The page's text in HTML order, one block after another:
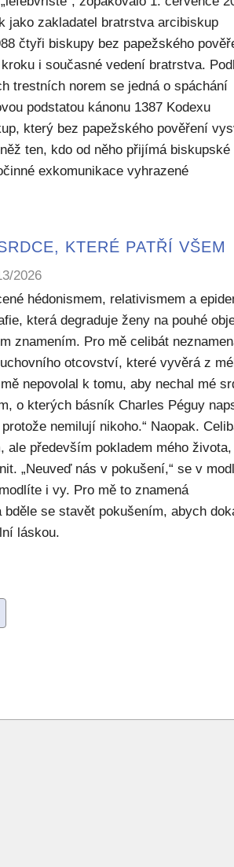
jako zakladatel bratrstva arcibiskup
čtyři biskupy bez papežského
i současné vedení bratrstva.
trestních norem se jedná o spáchání
podstatou kánonu 1387 Kodexu
který bez papežského pověření
ten, kdo od něho přijímá biskupské
exkomunikace vyhrazené
KTERÉ PATŘÍ VŠEM
2026
hédonismem, relativismem a
která degraduje ženy na pouhé
znamením. Pro mě celibát
otcovství, které vyvěrá z
nepovolal k tomu, aby nechal mé
o kterých básník Charles Péguy
nemilují nikoho.“ Naopak.
ale především pokladem mého života,
„Neuveď nás v pokušení,“ se v
i vy. Pro mě to znamená
se stavět pokušením, abych
láskou.